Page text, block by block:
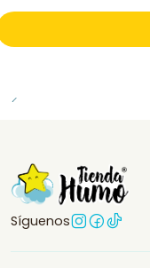
Síguenos